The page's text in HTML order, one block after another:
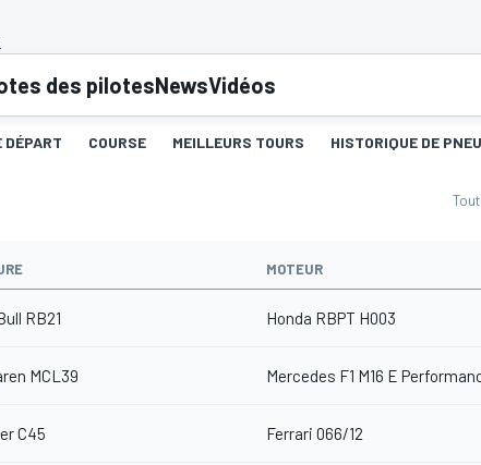
des pilotesNewsVidéos
DÉPART COURSE MEILLEURS TOURS HISTORIQUE DE
MOTEUR
RB21 Honda RBPT H003
MCL39 Mercedes F1 M16 E
C45 Ferrari 066/12